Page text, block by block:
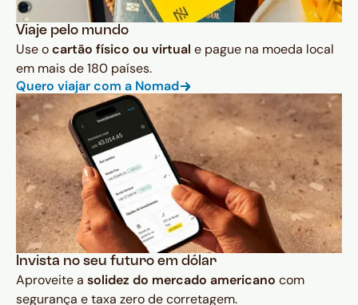
Viaje pelo mundo
Use ocartão físico ou virtual e pague na moeda local
em mais de 180 países.
Quero viajar com a Nomad
Invista no seu futuro em dólar
Aproveite a solidez do mercado americano com
segurança e taxa zero de corretagem.